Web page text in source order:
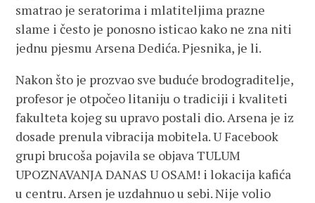
smatrao je seratorima i mlatiteljima prazne
slame i često je ponosno isticao kako ne zna niti
jednu pjesmu Arsena Dedića. Pjesnika, je li.
Nakon što je prozvao sve buduće brodograditelje,
profesor je otpočeo litaniju o tradiciji i kvaliteti
fakulteta kojeg su upravo postali dio. Arsena je iz
dosade prenula vibracija mobitela. U Facebook
grupi brucoša pojavila se objava TULUM
UPOZNAVANJA DANAS U OSAM! i lokacija kafića
u centru. Arsen je uzdahnuo u sebi. Nije volio